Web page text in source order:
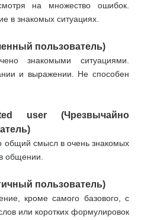
на множество ошибок.
в знакомых ситуациях.
пользователь)
знакомыми ситуациями.
и выражении. Не способен
user (Чрезвычайно
общий смысл в очень знакомых
общении.
пользователь)
кроме самого базового, с
или коротких формулировок